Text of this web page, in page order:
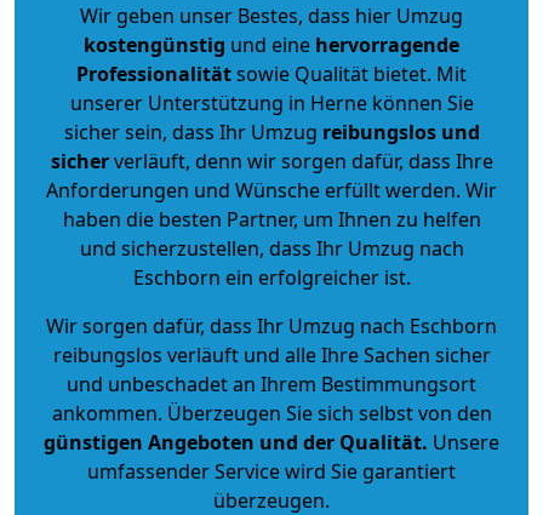
Wir geben unser Bestes, dass hier Umzug
kostengünstig und eine hervorragende
Professionalitätsowie Qualität bietet. Mit
unserer Unterstützung in Herne können Sie
sicher sein, dass Ihr Umzug reibungslos und
sicherverläuft, denn wir sorgen dafür, dass Ihre
Anforderungen und Wünsche erfüllt werden. Wir
haben die besten Partner, um Ihnen zu helfen
und sicherzustellen, dass Ihr Umzug nach
Eschborn ein erfolgreicher ist.
Wir sorgen dafür, dass Ihr Umzug nach Eschborn
reibungslos verläuft und alle Ihre Sachen sicher
und unbeschadet an Ihrem Bestimmungsort
ankommen. Überzeugen Sie sich selbst von den
günstigen Angeboten und der Qualität. Unsere
umfassender Service wird Sie garantiert
überzeugen.